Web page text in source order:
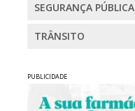
SEGURANÇA PÚBLICA
TRÂNSITO
PUBLICIDADE